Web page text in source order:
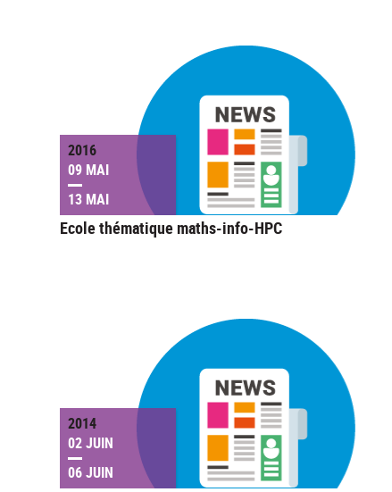
2016
09 MAI
13 MAI
Ecole thématique maths-info-HPC
2014
02 JUIN
06 JUIN